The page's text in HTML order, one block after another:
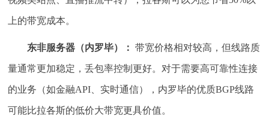
上的带宽成本。
东非服务器（内罗毕）： 带宽价格相对较高，但线路质
量通常更加稳定，丢包率控制更好。对于需要高可靠性连接
的业务（如金融API、实时通信），内罗毕的优质BGP线路
可能比拉各斯的低价大带宽更具价值。